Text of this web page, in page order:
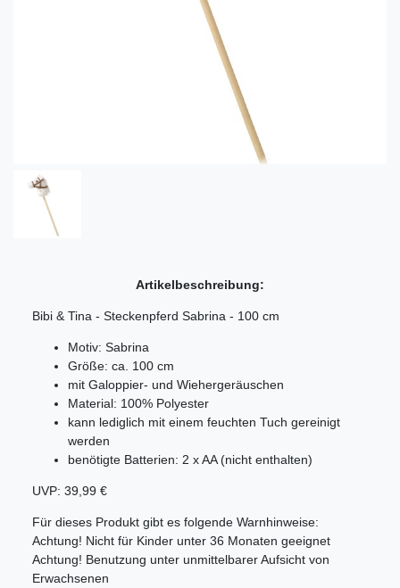
Artikelbeschreibung:
Bibi & Tina - Steckenpferd Sabrina - 100 cm
Motiv: Sabrina
Größe: ca. 100 cm
mit Galoppier- und Wiehergeräuschen
Material: 100% Polyester
kann lediglich mit einem feuchten Tuch gereinigt
werden
benötigte Batterien: 2 x AA (nicht enthalten)
UVP: 39,99 €
Für dieses Produkt gibt es folgende Warnhinweise:
Achtung! Nicht für Kinder unter 36 Monaten geeignet
Achtung! Benutzung unter unmittelbarer Aufsicht von
Erwachsenen